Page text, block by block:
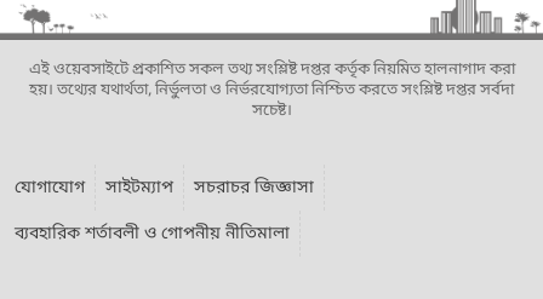
এই ওয়েবসাইটে প্রকাশিত সকল তথ্য সংশ্লিষ্ট দপ্তর কর্তৃক নিয়মিত হালনাগাদ করা
হয়। তথ্যের যথার্থতা, নির্ভুলতা ও নির্ভরযোগ্যতা নিশ্চিত করতে সংশ্লিষ্ট দপ্তর সর্বদা
সচেষ্ট।
যোগাযোগ সাইটম্যাপ
সচরাচর জিজ্ঞাসা
ব্যবহারিক শর্তাবলী ও গোপনীয় নীতিমালা